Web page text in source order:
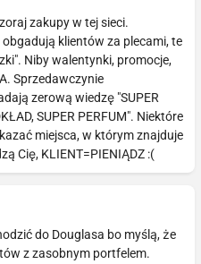
zakupy w tej sieci.
obgadują klientów za plecami, te
Niby walentynki, promocje,
Sprzedawczynie
zerową wiedzę "SUPER
SUPER PERFUM". Niektóre
miejsca, w którym znajduje
Cię, KLIENT=PIENIĄDZ :(
do Douglasa bo myślą, że
z zasobnym portfelem.